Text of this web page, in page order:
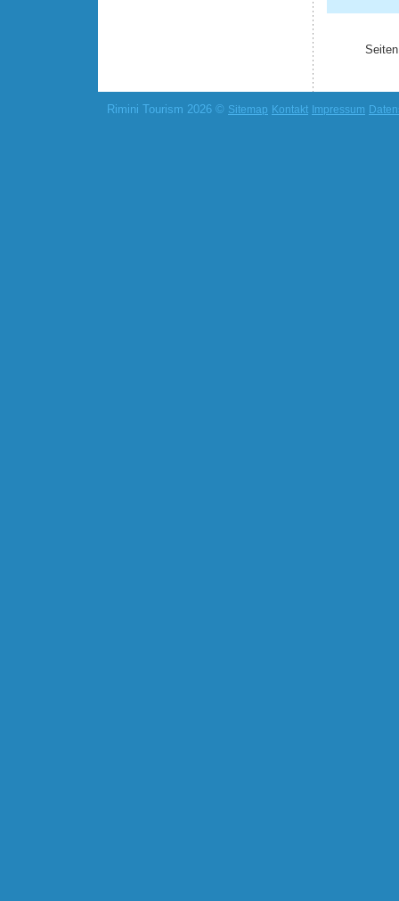
Rimini Tourism 2026 © Sitemap Kontakt Impressum